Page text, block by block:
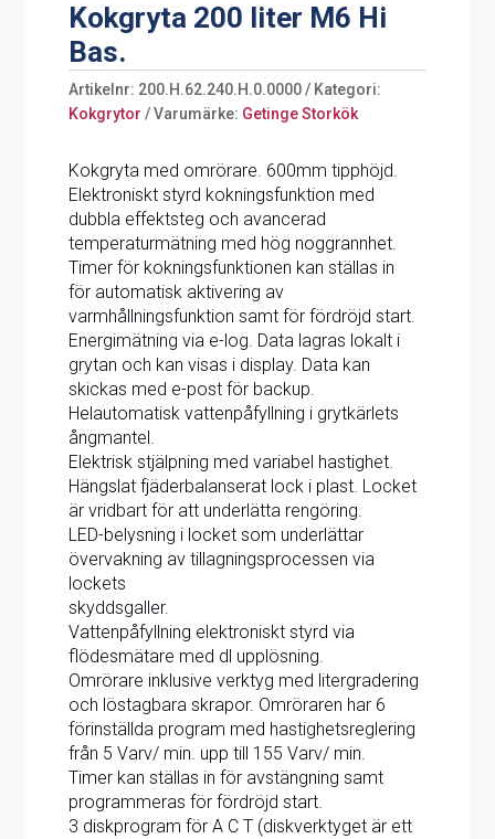
Kokgryta 200 liter M6 Hi
Bas.
Artikelnr: 200.H.62.240.H.0.0000
Kategori:
Kokgrytor
Varumärke: Getinge Storkök
Kokgryta med omrörare. 600mm tipphöjd.
Elektroniskt styrd kokningsfunktion med
dubbla effektsteg och avancerad
temperaturmätning med hög noggrannhet.
Timer för kokningsfunktionen kan ställas in
för automatisk aktivering av
varmhållningsfunktion samt för fördröjd start.
Energimätning via e-log. Data lagras lokalt i
grytan och kan visas i display. Data kan
skickas med e-post för backup.
Helautomatisk vattenpåfyllning i grytkärlets
ångmantel.
Elektrisk stjälpning med variabel hastighet.
Hängslat fjäderbalanserat lock i plast. Locket
är vridbart för att underlätta rengöring.
LED-belysning i locket som underlättar
övervakning av tillagningsprocessen via
lockets
skyddsgaller.
Vattenpåfyllning elektroniskt styrd via
flödesmätare med dl upplösning.
Omrörare inklusive verktyg med litergradering
och löstagbara skrapor. Omröraren har 6
förinställda program med hastighetsreglering
från 5 Varv/ min. upp till 155 Varv/ min.
Timer kan ställas in för avstängning samt
programmeras för fördröjd start.
3 diskprogram för A C T (diskverktyget är ett